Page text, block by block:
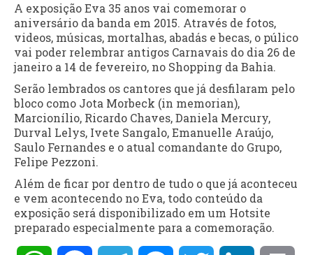
A exposição Eva 35 anos vai comemorar o
aniversário da banda em 2015. Através de fotos,
videos, músicas, mortalhas, abadás e becas, o púlico
vai poder relembrar antigos Carnavais do dia 26 de
janeiro a 14 de fevereiro, no Shopping da Bahia.
Serão lembrados os cantores que já desfilaram pelo
bloco como Jota Morbeck (in memorian),
Marcionílio, Ricardo Chaves, Daniela Mercury,
Durval Lelys, Ivete Sangalo, Emanuelle Araújo,
Saulo Fernandes e o atual comandante do Grupo,
Felipe Pezzoni.
Além de ficar por dentro de tudo o que já aconteceu
e vem acontecendo no Eva, todo conteúdo da
exposição será disponibilizado em um Hotsite
preparado especialmente para a comemoração.